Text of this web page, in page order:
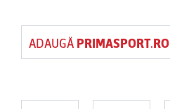
ADAUGĂ PRIMASPORT.RO